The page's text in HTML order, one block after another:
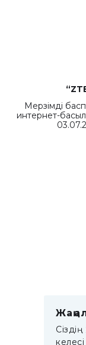
Мерзімді
интернет-